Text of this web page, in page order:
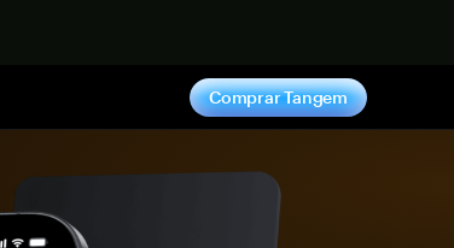
Comprar Tangem